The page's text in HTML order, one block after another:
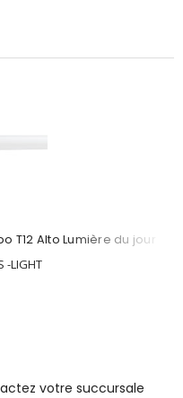
T12 Alto Lumière du jour
-LIGHT
votre succursale